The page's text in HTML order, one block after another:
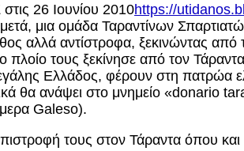
26 Ιουνίου 2010https://
μια ομάδα Ταραντίνων
αλλά αντίστροφα, ξεκινώντας
τους ξεκίνησε από τον Τάραντα
Ελλάδος, φέρουν στη πατρώα
θα ανάψει στο μνημείο «donario
Galeso).
τους στον Τάραντα όπου